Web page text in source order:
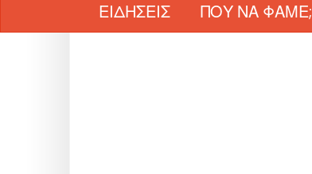
ΕΙΔΉΣΕΙΣ ΠΟΎ ΝΑ ΦΆΜΕ;